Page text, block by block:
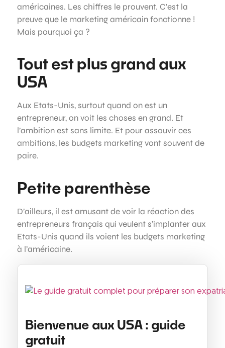
américaines. Les chiffres le prouvent. C’est la
preuve que le marketing américain fonctionne !
Mais pourquoi ça ?
Tout est plus grand aux
USA
Aux Etats-Unis, surtout quand on est un
entrepreneur, on voit les choses en grand. Et
l’ambition est sans limite. Et pour assouvir ces
ambitions, les budgets marketing vont souvent de
paire.
Petite parenthèse
D’ailleurs, il est amusant de voir la réaction des
entrepreneurs français qui veulent s’implanter aux
Etats-Unis quand ils voient les budgets marketing
à l’américaine.
Bienvenue aux USA : guide
gratuit